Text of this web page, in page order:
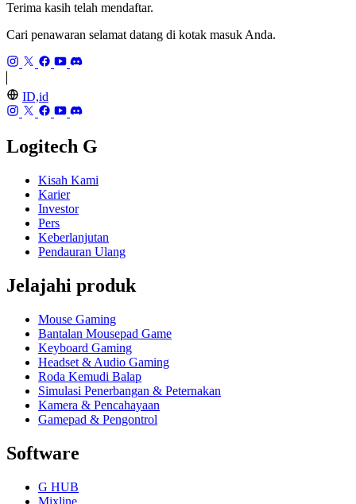
Terima kasih telah mendaftar.
Cari penawaran selamat datang di kotak masuk Anda.
ID,id
Logitech G
Kisah Kami
Karier
Investor
Pers
Keberlanjutan
Pendauran Ulang
Jelajahi produk
Mouse Gaming
Bantalan Mousepad Game
Keyboard Gaming
Headset & Audio Gaming
Roda Kemudi Balap
Simulasi Penerbangan & Peternakan
Kamera & Pencahayaan
Gamepad & Pengontrol
Software
G HUB
Mixline